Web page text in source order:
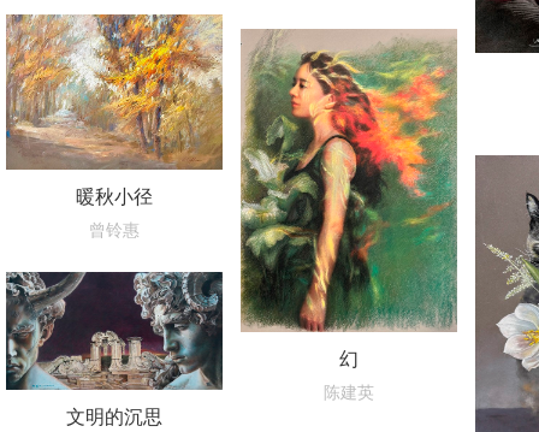
暖秋小径
曾铃惠
幻
陈建英
文明的沉思